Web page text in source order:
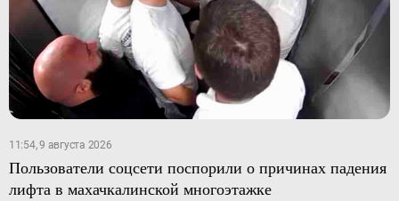
11:54, 9 августа 2026
Пользователи соцсети поспорили о причинах падения
лифта в махачкалинской многоэтажке